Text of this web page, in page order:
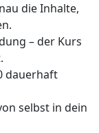
die Inhalte,
– der Kurs
dauerhaft
selbst in dein